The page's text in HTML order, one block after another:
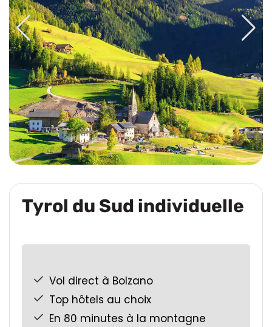
Tyrol du Sud individuelle
Vol direct à Bolzano
Top hôtels au choix
En 80 minutes à la montagne